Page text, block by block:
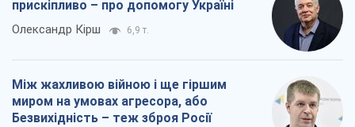
прискіпливо – про допомогу Україні
Олександр Кірш 6,9 т.
Між жахливою війною і ще гіршим
миром на умовах агресора, або
Безвихідність – теж зброя Росії